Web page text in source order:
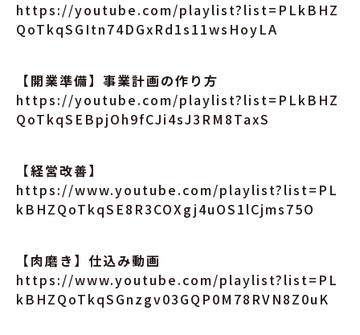
https://youtube.com/playlist?list=PLkBHZ
QoTkqSGItn74DGxRd1s11wsHoyLA
【開業準備】事業計画の作り方
https://youtube.com/playlist?list=PLkBHZ
QoTkqSEBpjOh9fCJi4sJ3RM8TaxS
【経営改善】
https://www.youtube.com/playlist?list=PL
kBHZQoTkqSE8R3COXgj4uOS1lCjms75O
【肉磨き】仕込み動画
https://www.youtube.com/playlist?list=PL
kBHZQoTkqSGnzgv03GQP0M78RVN8Z0uK